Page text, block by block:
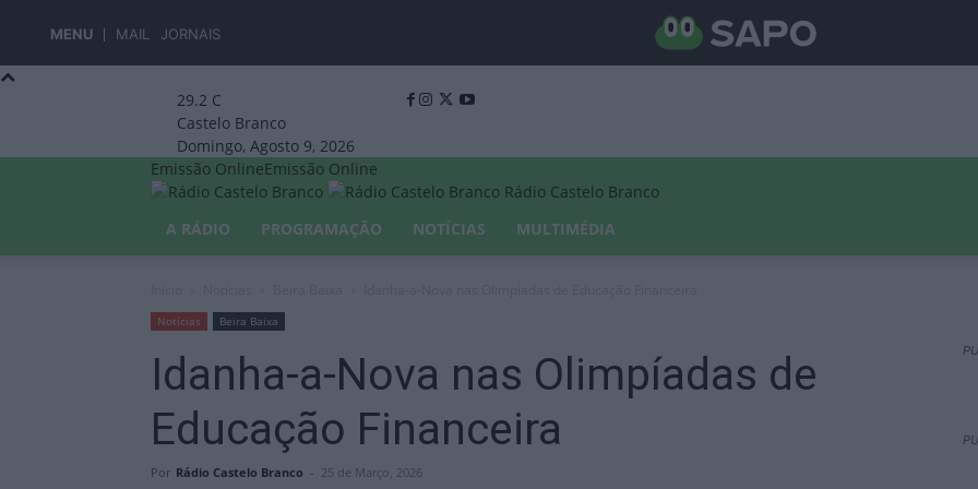
MENU MAIL JORNAIS
29.2 C
Castelo Branco
Domingo, Agosto 9, 2026
Emissão OnlineEmissão Online
Rádio Castelo Branco
A RÁDIO
PROGRAMAÇÃO NOTÍCIAS MULTIMÉDIA
Notícias Beira Baixa
Idanha-a-Nova nas Olimpíadas de
Educação Financeira
Por Rádio Castelo Branco - 25 de Março, 2026